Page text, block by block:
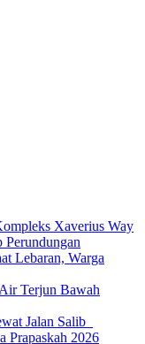
Xaverius Way
Perundungan
Lebaran, Warga
Terjun Bawah
Jalan Salib
Prapaskah 2026